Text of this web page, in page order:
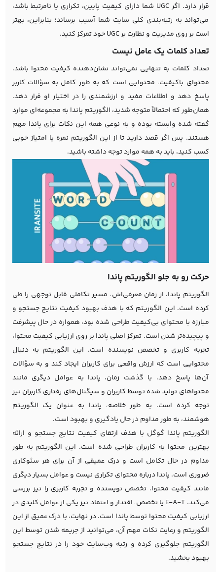
قرار دارد. اگر UGC شما دارای کیفیت پایین، تکراری یا نامرتبط باشد،
می‌تواند به رتبه‌بندی کلی سایت شما آسیب برساند؛ بنابراین، بهتر
است بر روی مدیریت و نظارت بر UGC خود تمرکز کنید.
تعداد کلمات یک عامل نیست
تعداد کلمات به تنهایی نمی‌تواند نشان‌دهنده کیفیت محتوا باشد.
محتوای باکیفیت، محتوایی است که به طور کامل به سؤالات کاربر
پاسخ دهد و اطلاعات مفید و ارزشمندی را در اختیار او قرار دهد.
همان‌طور که احتمالاً متوجه شدید، الگوریتم پاندا به مجموعه‌ای موارد
گفته شده وابسته بوده و به نوعی همه این نکات برای پاندا مهم
هستند. پس اگر قصد دارید تا از این الگوریتم نمره یا امتیاز خوبی
کسب کنید، باید به همه موارد توجه داشته باشید.
حرکت رو به جلو الگوریتم پاندا
الگوریتم پاندا، از زمان معرفی‌اش، مسیر تکاملی قابل توجهی را طی
کرده است. این الگوریتم که با هدف بهبود کیفیت نتایج جستجو و
مبارزه با محتوای بی‌کیفیت طراحی شده بود، همواره در حال پیشرفت
و پیچیده‌تر شدن است. تمرکز اصلی پاندا بر روی ارزیابی کیفیت محتوا،
تجربه کاربری و تخصص نویسنده است. این الگوریتم به دنبال
محتوایی است که ارزش واقعی برای کاربران ایجاد کند و به سؤالات
آن‌ها پاسخ دهد. با گذشت زمان، پاندا به عوامل دیگری مانند
محتواهای تولید شده توسط کاربران و سیگنال‌های رفتاری کاربران نیز
توجه کرده است. به طور خلاصه، پاندا به عنوان یک الگوریتم
هوشمند، به طور مداوم در حال یادگیری و بهبود است.
الگوریتم پاندا گوگل با هدف ارتقای کیفیت نتایج جستجو و ارائه
بهترین محتوا به کاربران طراحی شده است. این الگوریتم به طور
مداوم در حال تکامل است و درک عمیقی از آن برای هر سئوکاری
ضروری است. پاندا درباره محتوای تکراری نیست و عوامل بسیار دیگری
مانند کیفیت محتوا، تخصص نویسنده و تجربه کاربری را نیز بررسی
می‌کند. E-A-T یا تخصص، اقتدار و اعتماد نیز یکی از عوامل کلیدی در
ارزیابی کیفیت محتوا توسط پاندا است. در نهایت، با درک عمیق از این
الگوریتم و رعایت نکات مهم آن، می‌توانید از جریمه شدن توسط این
الگوریتم جلوگیری کرده و رتبه وب‌سایت خود را در نتایج جستجو
بهبود بخشید.